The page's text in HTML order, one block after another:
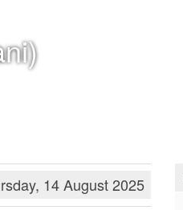
14 August 2025